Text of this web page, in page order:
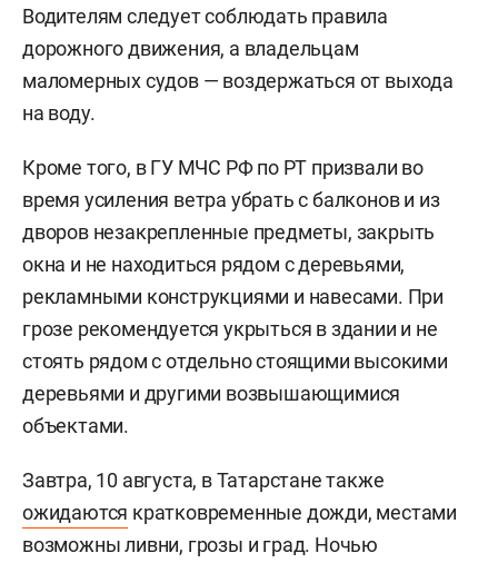
Водителям следует соблюдать правила
дорожного движения, а владельцам
маломерных судов — воздержаться от выхода
на воду.
Кроме того, в ГУ МЧС РФ по РТ призвали во
время усиления ветра убрать с балконов и из
дворов незакрепленные предметы, закрыть
окна и не находиться рядом с деревьями,
рекламными конструкциями и навесами. При
грозе рекомендуется укрыться в здании и не
стоять рядом с отдельно стоящими высокими
деревьями и другими возвышающимися
объектами.
Завтра, 10 августа, в Татарстане также
ожидаются кратковременные дожди, местами
возможны ливни, грозы и град. Ночью